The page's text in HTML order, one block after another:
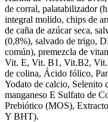
de corral, palatabilizador
integral molido, chips de
de caña de azúcar seca,
(0,8%), salvado de trigo,
común), premezcla de
Vit. E, Vit. B1, Vit.B2,
de colina, Ácido fólico,
Yodato de calcio, Selenito
manganeso E Sulfato de
Prebiótico (MOS),
Y BHT).